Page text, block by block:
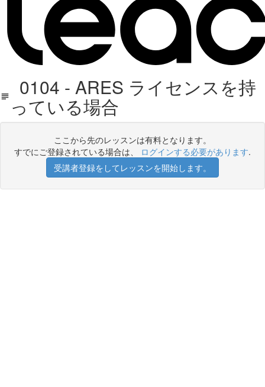
0104 - ARES ライセンスを持
っている場合
ここから先のレッスンは有料となります。
すでにご登録されている場合は、 ログインする必要があります.
受講者登録をしてレッスンを開始します。